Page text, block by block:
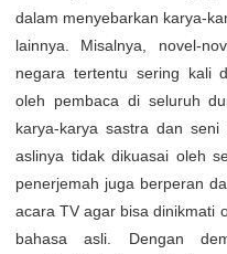
dalam menyebarkan karya-
lainnya. Misalnya, novel-
negara tertentu sering kali
oleh pembaca di seluruh
karya-karya sastra dan
aslinya tidak dikuasai oleh
penerjemah juga berperan
acara TV agar bisa dinikmati
bahasa asli. Dengan